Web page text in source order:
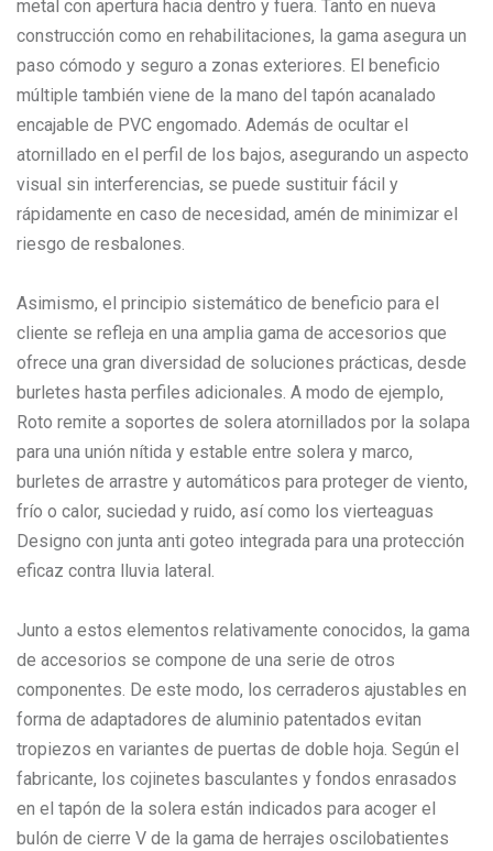
metal con apertura hacia dentro y fuera. Tanto en nueva
construcción como en rehabilitaciones, la gama asegura un
paso cómodo y seguro a zonas exteriores. El beneficio
múltiple también viene de la mano del tapón acanalado
encajable de PVC engomado. Además de ocultar el
atornillado en el perfil de los bajos, asegurando un aspecto
visual sin interferencias, se puede sustituir fácil y
rápidamente en caso de necesidad, amén de minimizar el
riesgo de resbalones.
Asimismo, el principio sistemático de beneficio para el
cliente se refleja en una amplia gama de accesorios que
ofrece una gran diversidad de soluciones prácticas, desde
burletes hasta perfiles adicionales. A modo de ejemplo,
Roto remite a soportes de solera atornillados por la solapa
para una unión nítida y estable entre solera y marco,
burletes de arrastre y automáticos para proteger de viento,
frío o calor, suciedad y ruido, así como los vierteaguas
Designo con junta anti goteo integrada para una protección
eficaz contra lluvia lateral.
Junto a estos elementos relativamente conocidos, la gama
de accesorios se compone de una serie de otros
componentes. De este modo, los cerraderos ajustables en
forma de adaptadores de aluminio patentados evitan
tropiezos en variantes de puertas de doble hoja. Según el
fabricante, los cojinetes basculantes y fondos enrasados
en el tapón de la solera están indicados para acoger el
bulón de cierre V de la gama de herrajes oscilobatientes